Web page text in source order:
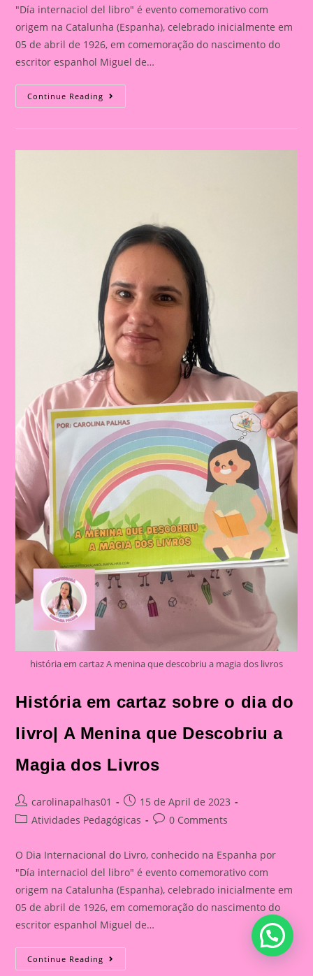
"Día internaciol del libro" é evento comemorativo com
origem na Catalunha (Espanha), celebrado inicialmente em
05 de abril de 1926, em comemoração do nascimento do
escritor espanhol Miguel de…
Continue Reading Atividade
Dia
Livro
história em cartaz A menina que descobriu a magia dos livros
História em cartaz sobre o dia do
livro| A Menina que Descobriu a
Magia dos Livros
Post
author:
carolinapalhas01
Post
published:
15 de April de 2023
PostAtividades Pedagógicas
Post0 Comments
O Dia Internacional do Livro, conhecido na Espanha por
"Día internaciol del libro" é evento comemorativo com
origem na Catalunha (Espanha), celebrado inicialmente em
05 de abril de 1926, em comemoração do nascimento do
escritor espanhol Miguel de…
Continue Reading História
Em